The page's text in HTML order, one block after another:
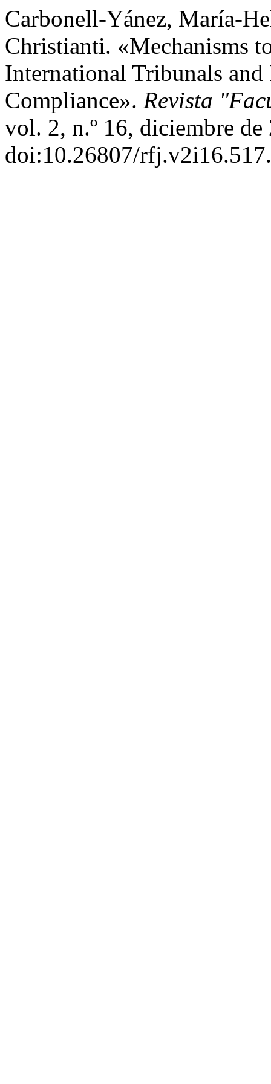
Carbonell-Yánez, María-
Christianti. «Mechanisms
International Tribunals
Compliance». Revista
vol. 2, n.º 16, diciembre
doi:10.26807/rfj.v2i16.517.